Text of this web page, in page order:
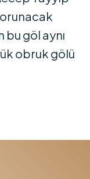
bu göl aynı
obruk gölü